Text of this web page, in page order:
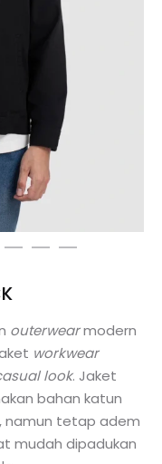
outerwearmodern
workwear
look. Jaket
bahan katun
namun tetap adem
mudah dipadukan